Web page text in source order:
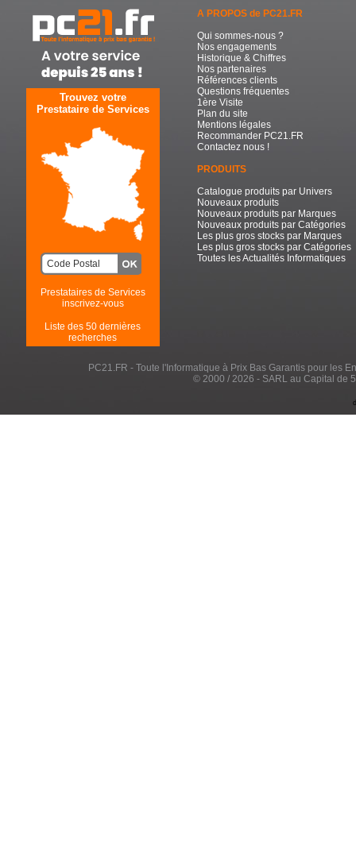
Trouvez votre
Prestataire de Services
Prestataires de Services
inscrivez-vous
Liste des 50 dernières
recherches
A PROPOS de PC21.FR
Qui sommes-nous ?
Nos engagements
Historique & Chiffres
Nos partenaires
Références clients
Questions fréquentes
1ère Visite
Plan du site
Mentions légales
Recommander PC21.FR
Contactez nous !
PRODUITS
Catalogue produits par Univers
Nouveaux produits
Nouveaux produits par Marques
Nouveaux produits par Catégories
Les plus gros stocks par Marques
Les plus gros stocks par Catégories
Toutes les Actualités Informatiques
PC21.FR - Toute l'Informatique à Prix Bas Garantis pour les
© 2000 / 2026 - SARL au Capital de